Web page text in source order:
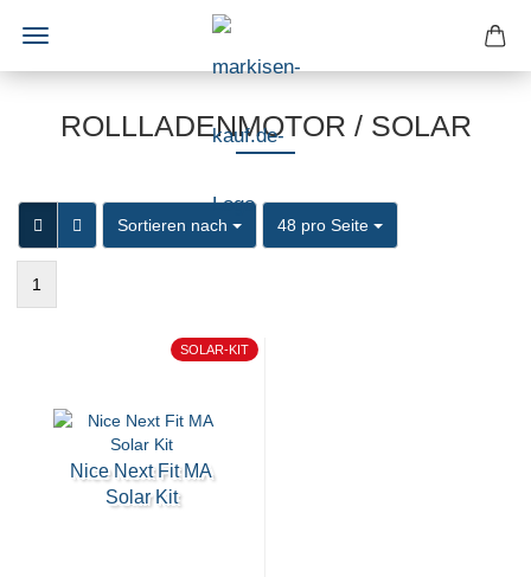
ROLLLADENMOTOR / SOLAR
Sortieren nach
Sortieren nach 48 pro Seite
pro Seite
1
SOLAR-KIT
Nice Next Fit MA
Solar Kit